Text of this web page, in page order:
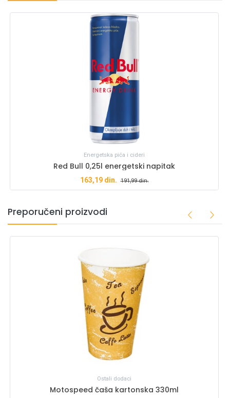
Energetska pića i cideri
Red Bull 0,25l energetski napitak
163,19din. 191,99din.
Preporučeni proizvodi
Ostali dodaci
Motospeed čaša kartonska 330ml